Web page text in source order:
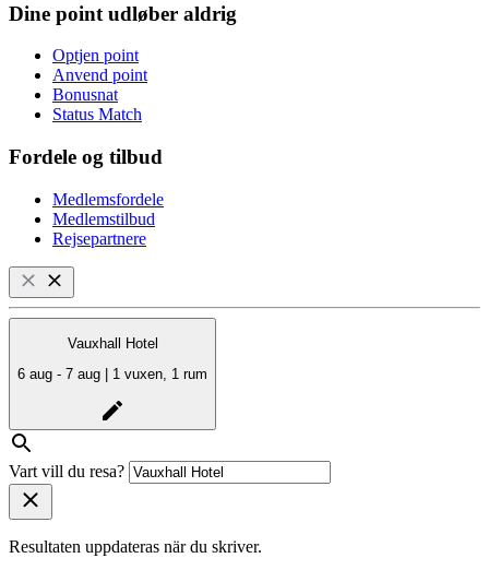
Dine point udløber aldrig
Optjen point
Anvend point
Bonusnat
Status Match
Fordele og tilbud
Medlemsfordele
Medlemstilbud
Rejsepartnere
Vauxhall Hotel
6 aug - 7 aug | 1 vuxen, 1 rum
Vart vill du resa?
Resultaten uppdateras när du skriver.